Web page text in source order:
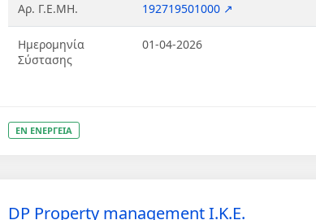
Αρ. Γ.Ε.ΜΗ. 192719501000 ↗
Ημερομηνία
Σύστασης
01-04-2026
ΕΝ ΕΝΕΡΓΕΙΑ
DP Property management Ι.Κ.Ε.